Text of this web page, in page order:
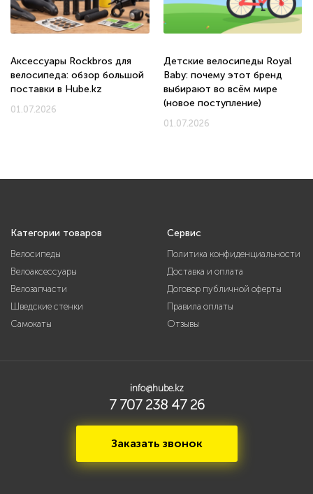
Аксессуары Rockbros для
велосипеда: обзор большой
поставки в Hube.kz
01.07.2026
Детские велосипеды Royal
Baby: почему этот бренд
выбирают во всём мире
(новое поступление)
01.07.2026
Категории товаров
Велосипеды
Велоаксессуары
Велозапчасти
Шведские стенки
Самокаты
Сервис
Политика конфиденциальности
Доставка и оплата
Договор публичной оферты
Правила оплаты
Отзывы
info@hube.kz
7 707 238 47 26
Заказать звонок